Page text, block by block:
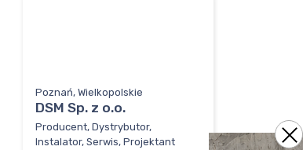
Poznań, Wielkopolskie
DSM Sp. z o.o.
Producent, Dystrybutor,
Instalator, Serwis, Projektant